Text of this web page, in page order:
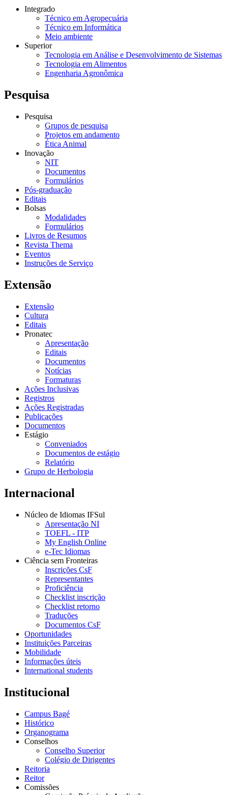
Integrado
Técnico em Agropecuária
Técnico em Informática
Meio ambiente
Superior
Tecnologia em Análise e Desenvolvimento de Sistemas
Tecnologia em Alimentos
Engenharia Agronômica
Pesquisa
Pesquisa
Grupos de pesquisa
Projetos em andamento
Ética Animal
Inovação
NIT
Documentos
Formulários
Pós-graduação
Editais
Bolsas
Modalidades
Formulários
Livros de Resumos
Revista Thema
Eventos
Instruções de Serviço
Extensão
Extensão
Cultura
Editais
Pronatec
Apresentação
Editais
Documentos
Notícias
Formaturas
Ações Inclusivas
Registros
Ações Registradas
Publicações
Documentos
Estágio
Conveniados
Documentos de estágio
Relatório
Grupo de Herbologia
Internacional
Núcleo de Idiomas IFSul
Apresentação NI
TOEFL - ITP
My English Online
e-Tec Idiomas
Ciência sem Fronteiras
Inscrições CsF
Representantes
Proficiência
Checklist inscrição
Checklist retorno
Traduções
Documentos CsF
Oportunidades
Instituições Parceiras
Mobilidade
Informações úteis
International students
Institucional
Campus Bagé
Histórico
Organograma
Conselhos
Conselho Superior
Colégio de Dirigentes
Reitoria
Reitor
Comissões